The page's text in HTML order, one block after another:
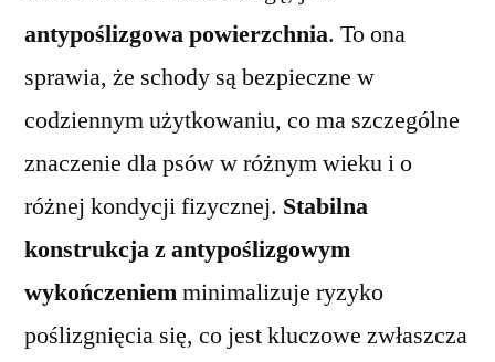
antypoślizgowa powierzchnia. To ona
sprawia, że schody są bezpieczne w
codziennym użytkowaniu, co ma szczególne
znaczenie dla psów w różnym wieku i o
różnej kondycji fizycznej. Stabilna
konstrukcja z antypoślizgowym
wykończeniemminimalizuje ryzyko
poślizgnięcia się, co jest kluczowe zwłaszcza